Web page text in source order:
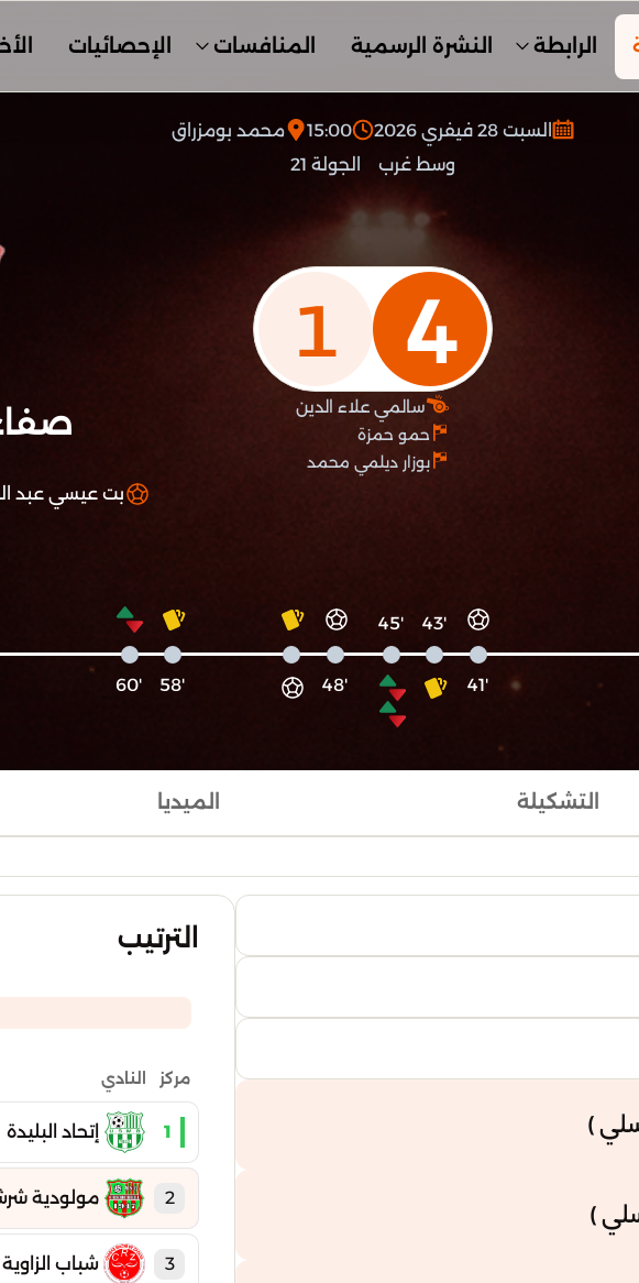
الرابطة النشرة الرسمية المنافسات الإحصائيات
السبت 28 فيفري 2026 15:00
محمد بومزراق
وسط غرب
الجولة 21
4
1
سالمي علاء الدين
حمو حمزة
بوزار ديلمي محمد
بت عيسي عبد
'41
'43
'45
'48
'58
'60
التشكيلة الميديا
)
)
الترتيب
مركز النادي
1 إتحاد البليدة
2 مولودية
3 شباب الزاوية